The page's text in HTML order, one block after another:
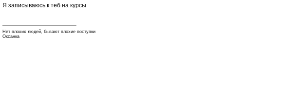
Я записываюсь к теб на курсы
Нет плохих людей, бывают плохие поступки
Оксанка